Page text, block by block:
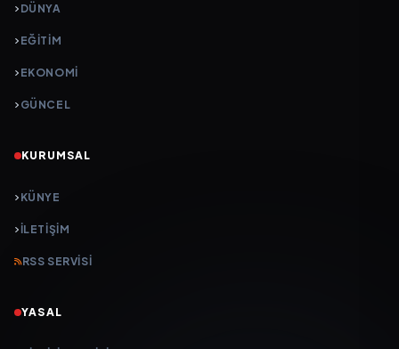
DÜNYA
EĞİTİM
EKONOMİ
GÜNCEL
KURUMSAL
KÜNYE
İLETIŞIM
RSS SERVISI
YASAL